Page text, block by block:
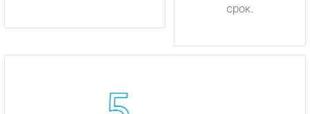
срок.